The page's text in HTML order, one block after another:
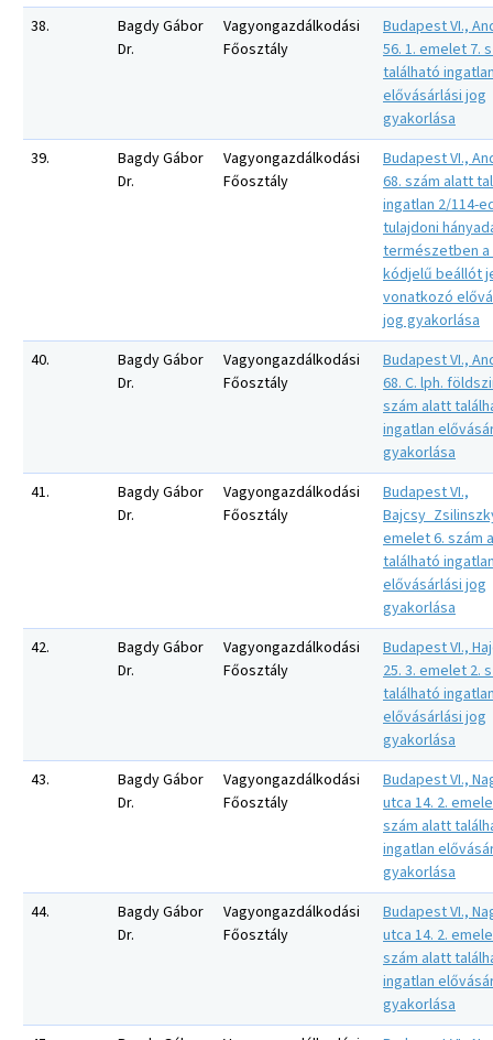
38.
Bagdy Gábor
Dr.
Vagyongazdálkodási
Főosztály
Budapest VI.,
56. 1. emelet 7.
található
elővásárlási jog
gyakorlása
39.
Bagdy Gábor
Dr.
Vagyongazdálkodási
Főosztály
Budapest VI.,
68. szám alatt
ingatlan 2/114-
tulajdoni
természetben a
kódjelű beállót
vonatkozó
jog gyakorlása
40.
Bagdy Gábor
Dr.
Vagyongazdálkodási
Főosztály
Budapest VI.,
68. C. lph.
szám alatt
ingatlan
gyakorlása
41.
Bagdy Gábor
Dr.
Vagyongazdálkodási
Főosztály
Budapest VI.,
emelet 6. szám
található
elővásárlási jog
gyakorlása
42.
Bagdy Gábor
Dr.
Vagyongazdálkodási
Főosztály
Budapest VI.,
25. 3. emelet 2.
található
elővásárlási jog
gyakorlása
43.
Bagdy Gábor
Dr.
Vagyongazdálkodási
Főosztály
Budapest VI.,
utca 14. 2.
szám alatt
ingatlan
gyakorlása
44.
Bagdy Gábor
Dr.
Vagyongazdálkodási
Főosztály
Budapest VI.,
utca 14. 2.
szám alatt
ingatlan
gyakorlása